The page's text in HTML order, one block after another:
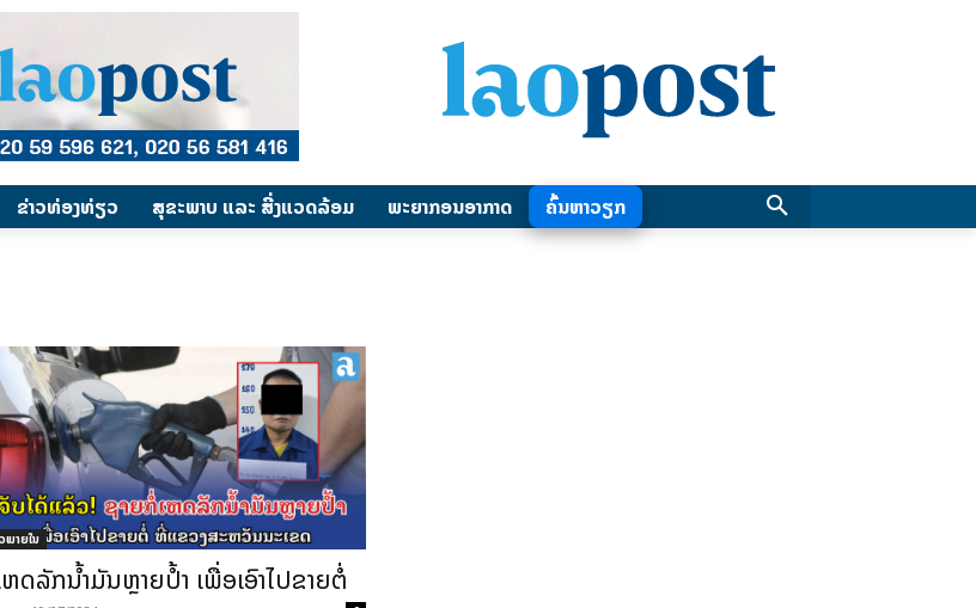
​ຂ່າວທ່ອງທ່ຽວ ສຸຂະພາບ ແລະ ສີ່ງແວດລ້ອມ ພະຍາກອນອາກາດ ຄົ້ນຫາວຽກ
ພາຍ​ໃນ
ດລັກນໍ້າມັນຫຼາຍປໍ້າ ເພື່ອເອົາໄປຂາຍຕໍ່